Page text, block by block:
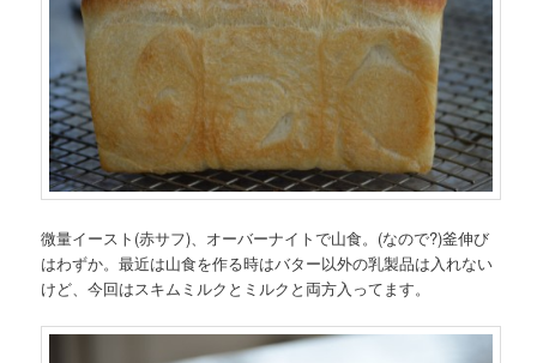
微量イースト(赤サフ)、オーバーナイトで山食。(なので?)釜伸び
はわずか。最近は山食を作る時はバター以外の乳製品は入れない
けど、今回はスキムミルクとミルクと両方入ってます。